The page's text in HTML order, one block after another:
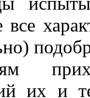
их и